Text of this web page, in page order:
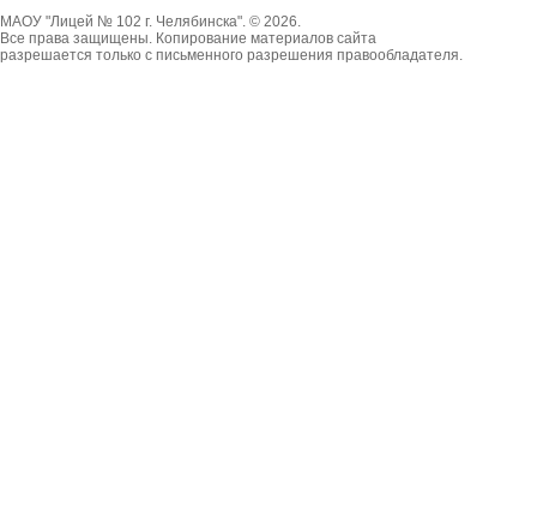
МАОУ "Лицей № 102 г. Челябинска". © 2026.
Все права защищены. Копирование материалов сайта
разрешается только с письменного разрешения правообладателя.